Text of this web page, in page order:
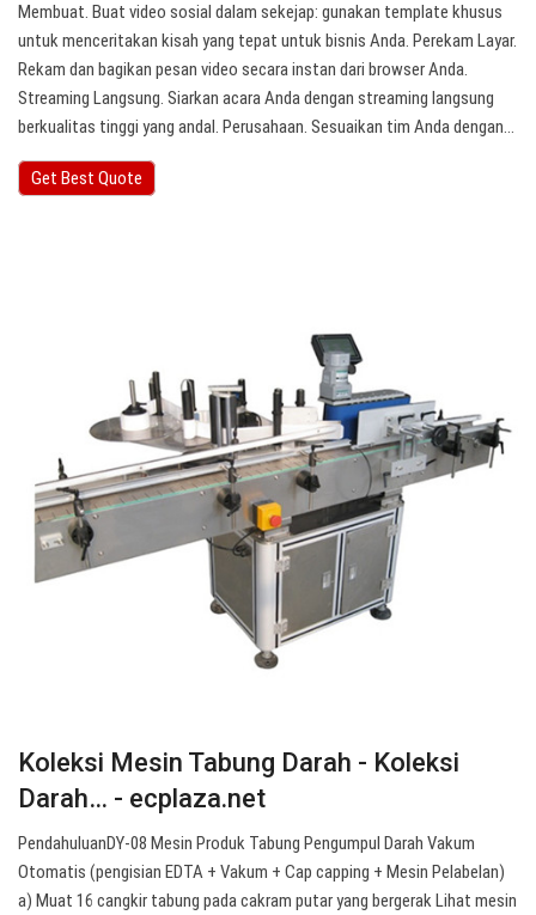
Membuat. Buat video sosial dalam sekejap: gunakan template khusus
untuk menceritakan kisah yang tepat untuk bisnis Anda. Perekam Layar.
Rekam dan bagikan pesan video secara instan dari browser Anda.
Streaming Langsung. Siarkan acara Anda dengan streaming langsung
berkualitas tinggi yang andal. Perusahaan. Sesuaikan tim Anda dengan…
Get Best Quote
Koleksi Mesin Tabung Darah - Koleksi
Darah… - ecplaza.net
PendahuluanDY-08 Mesin Produk Tabung Pengumpul Darah Vakum
Otomatis (pengisian EDTA + Vakum + Cap capping + Mesin Pelabelan)
a) Muat 16 cangkir tabung pada cakram putar yang bergerak Lihat mesin